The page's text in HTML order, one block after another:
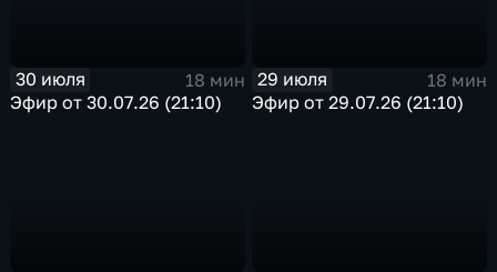
30 июля
18 мин
Эфир от 30.07.26 (21:10)
29 июля
18 мин
Эфир от 29.07.26 (21:10)